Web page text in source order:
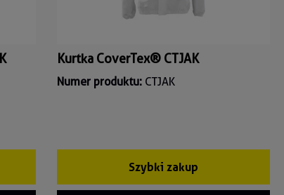
Kurtka CoverTex® CTJAK
Numer produktu: CTJAK
Szybki zakup